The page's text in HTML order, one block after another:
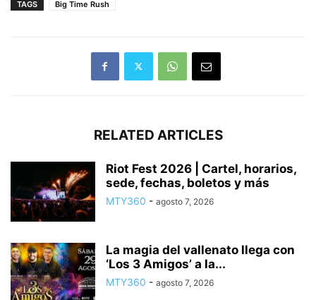
TAGS Big Time Rush
RELATED ARTICLES
Riot Fest 2026 | Cartel, horarios,
sede, fechas, boletos y más
MTY360 - agosto 7, 2026
La magia del vallenato llega con
‘Los 3 Amigos’ a la...
MTY360 - agosto 7, 2026